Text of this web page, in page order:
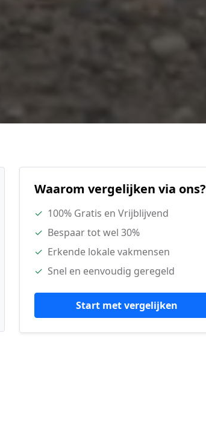
Waarom vergelijken via ons?
✓ 100% Gratis en Vrijblijvend
✓ Bespaar tot wel 30%
✓ Erkende lokale vakmensen
✓ Snel en eenvoudig geregeld
Start met vergelijken